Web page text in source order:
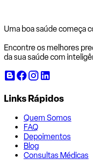
Uma boa saúde começa
Encontre os melhores
da sua saúde com
Links Rápidos
Quem Somos
FAQ
Depoimentos
Blog
Consultas Médicas